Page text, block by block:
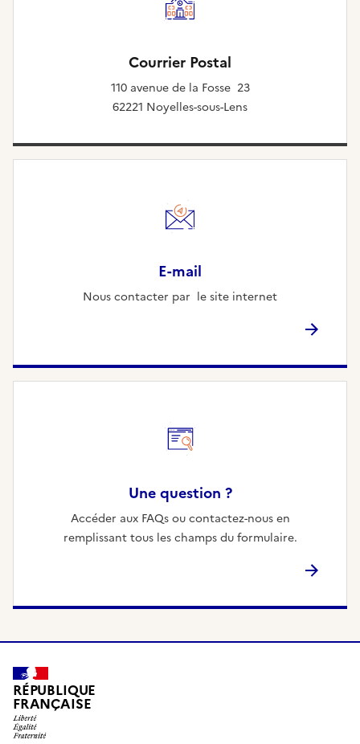
Courrier Postal
110 avenue de la Fosse 23
62221 Noyelles-sous-Lens
E-mail
Nous contacter par le site internet
Une question ?
Accéder aux FAQs ou contactez-nous en
remplissant tous les champs du formulaire.
RÉPUBLIQUE
FRANÇAISE